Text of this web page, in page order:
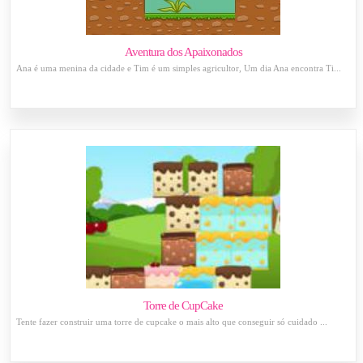
Aventura dos Apaixonados
Ana é uma menina da cidade e Tim é um simples agricultor, Um dia Ana encontra Ti...
Torre de CupCake
Tente fazer construir uma torre de cupcake o mais alto que conseguir só cuidado ...